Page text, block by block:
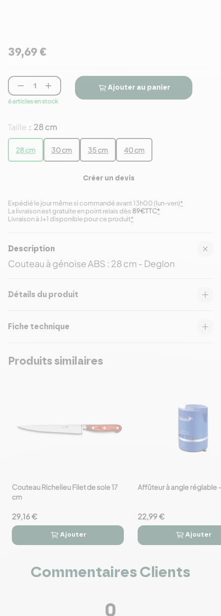
39,69 €
Taille : 28 cm
28 cm 30 cm 35 cm 40 cm
 
6 articles en stock
Ajouter au panier
Créer un devis
Expédié le jour même si commandé avant 13h00 (lun-ven)*
Livraison à J+1 disponible pour ce produit*
La livraison est gratuite en point relais dès 89€TTC*
Description
Couteau à génoise ABS : 28 cm - Deglon
Détails du produit
Fiche technique
Produits similaires
favorite_border
Couteau Richelieu Filet de sole 17
cm
29,16 €
 
Ajouter
favorite_border
Affûteur à angle réglable
22,99 €
 
Ajouter
Commentaires Clients
0